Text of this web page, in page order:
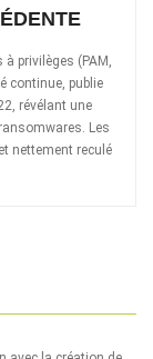
privilèges (PAM,
continue, publie
révélant une
Les
nettement reculé